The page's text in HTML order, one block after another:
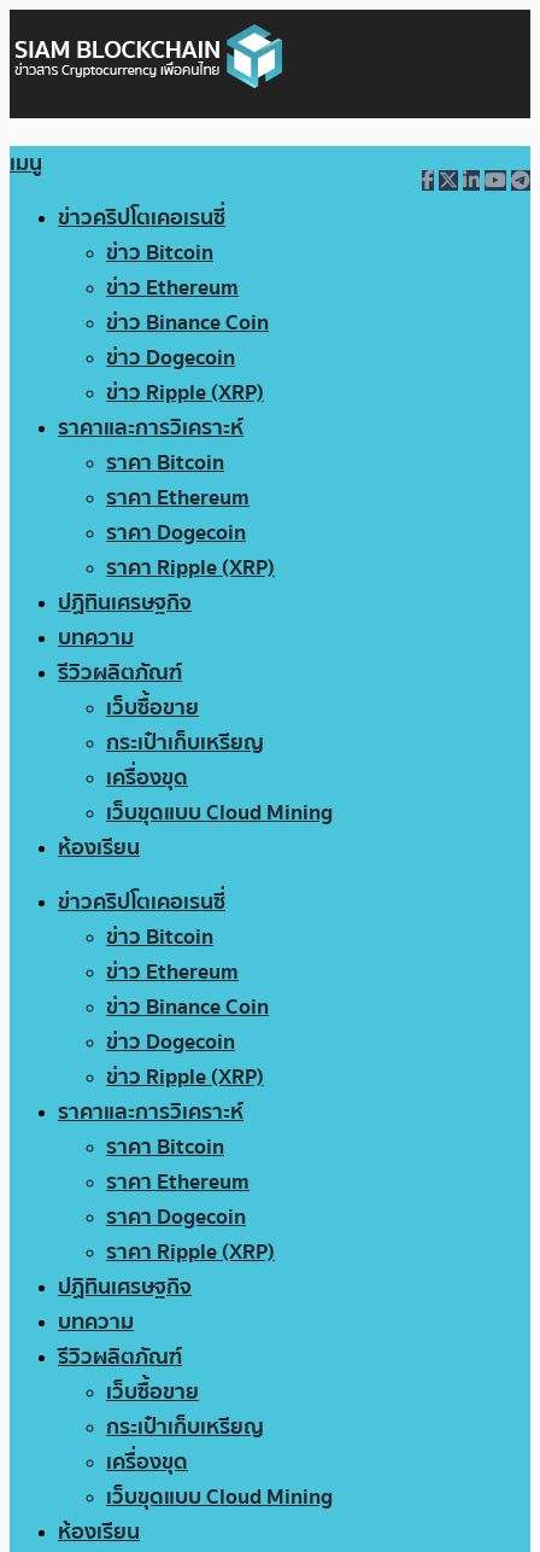
เมนู
ข่าวคริปโตเคอเรนซี่
ข่าว Bitcoin
ข่าว Ethereum
ข่าว Binance Coin
ข่าว Dogecoin
ข่าว Ripple (XRP)
ราคาและการวิเคราะห์
ราคา Bitcoin
ราคา Ethereum
ราคา Dogecoin
ราคา Ripple (XRP)
ปฏิทินเศรษฐกิจ
บทความ
รีวิวผลิตภัณฑ์
เว็บซื้อขาย
กระเป๋าเก็บเหรียญ
เครื่องขุด
เว็บขุดแบบ Cloud Mining
ห้องเรียน
ข่าวคริปโตเคอเรนซี่
ข่าว Bitcoin
ข่าว Ethereum
ข่าว Binance Coin
ข่าว Dogecoin
ข่าว Ripple (XRP)
ราคาและการวิเคราะห์
ราคา Bitcoin
ราคา Ethereum
ราคา Dogecoin
ราคา Ripple (XRP)
ปฏิทินเศรษฐกิจ
บทความ
รีวิวผลิตภัณฑ์
เว็บซื้อขาย
กระเป๋าเก็บเหรียญ
เครื่องขุด
เว็บขุดแบบ Cloud Mining
ห้องเรียน